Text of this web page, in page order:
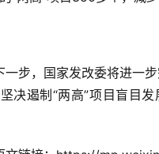
一步，国家发改委将进一
决遏制“两高”项目盲目